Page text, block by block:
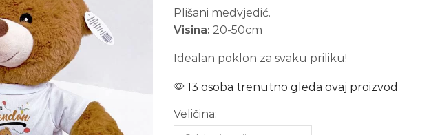
70.00 KM
Plišani medvjedić.
Visina: 20-50cm
Idealan poklon za svaku priliku!
13 osoba trenutno gleda ovaj proizvod
Veličina: